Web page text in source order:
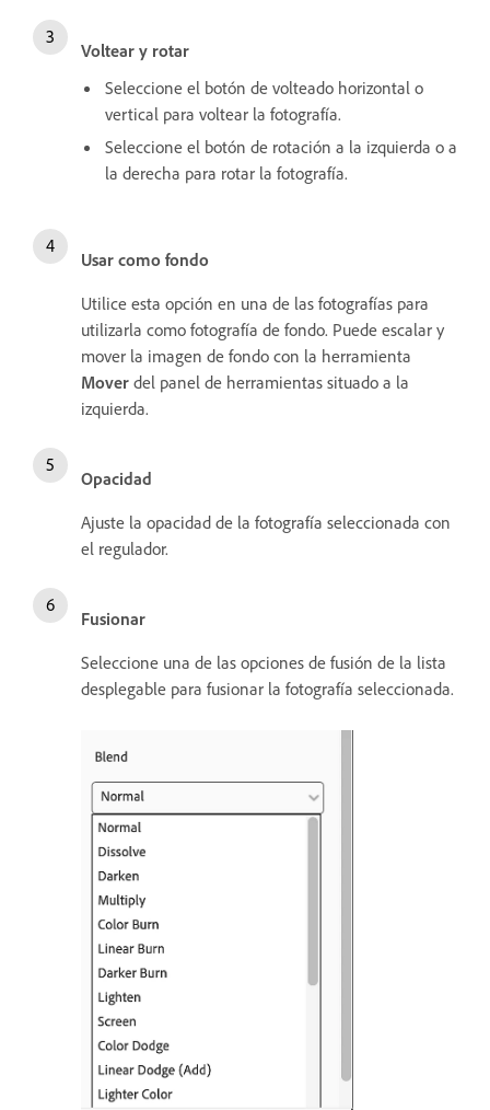
Voltear y rotar
Seleccione el botón de volteado horizontal o
vertical para voltear la fotografía.
Seleccione el botón de rotación a la izquierda o a
la derecha para rotar la fotografía.
Usar como fondo
Utilice esta opción en una de las fotografías para
utilizarla como fotografía de fondo. Puede escalar y
mover la imagen de fondo con la herramienta
Mover del panel de herramientas situado a la
izquierda.
Opacidad
Ajuste la opacidad de la fotografía seleccionada con
el regulador.
Fusionar
Seleccione una de las opciones de fusión de la lista
desplegable para fusionar la fotografía seleccionada.